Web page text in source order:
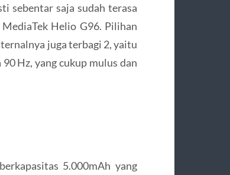
sebentar saja sudah terasa
Helio G96. Pilihan
juga terbagi 2, yaitu
Hz, yang cukup mulus dan
5.000mAh yang